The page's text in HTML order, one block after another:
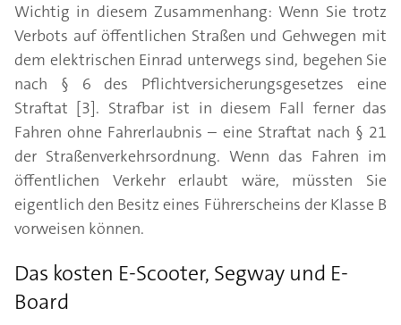
Wichtig in diesem Zusammenhang: Wenn Sie trotz
Verbots auf öffentlichen Straßen und Gehwegen mit
dem elektrischen Einrad unterwegs sind, begehen Sie
nach § 6 des Pflichtversicherungsgesetzes eine
Straftat [3]. Strafbar ist in diesem Fall ferner das
Fahren ohne Fahrerlaubnis – eine Straftat nach § 21
der Straßenverkehrsordnung. Wenn das Fahren im
öffentlichen Verkehr erlaubt wäre, müssten Sie
eigentlich den Besitz eines Führerscheins der Klasse B
vorweisen können.
Das kosten E-Scooter, Segway und E-
Board